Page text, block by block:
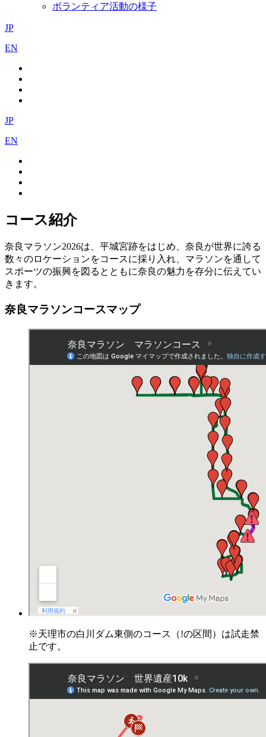
ボランティア活動の様子
JP
EN
JP
EN
コース紹介
奈良マラソン2026は、平城宮跡をはじめ、奈良が世界に誇る
数々のロケーションをコースに採り入れ、マラソンを通して
スポーツの振興を図るとともに奈良の魅力を存分に伝えてい
きます。
奈良マラソンコースマップ
※天理市の白川ダム東側のコース（!の区間）は試走禁
止です。